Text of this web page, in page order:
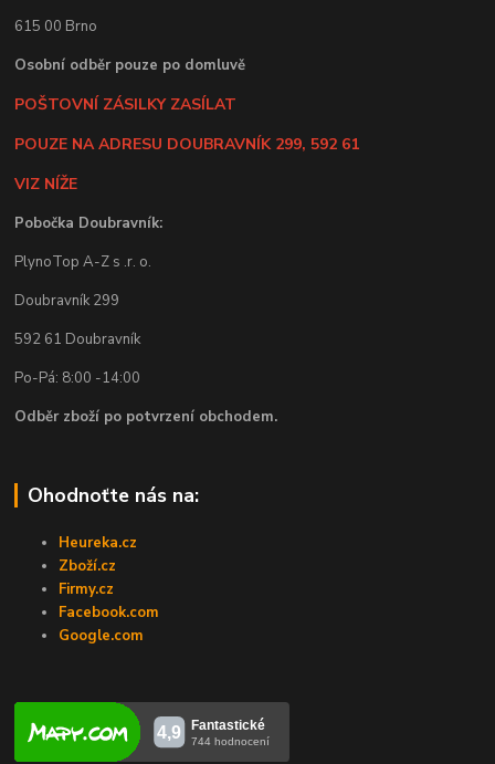
615 00 Brno
Osobní odběr pouze po domluvě
POŠTOVNÍ ZÁSILKY ZASÍLAT
POUZE NA ADRESU DOUBRAVNÍK 299, 592 61
VIZ NÍŽE
Pobočka Doubravník:
PlynoTop A-Z s .r. o.
Doubravník 299
592 61 Doubravník
Po-Pá: 8:00 -14:00
Odběr zboží po potvrzení obchodem.
Ohodnoťte nás na:
Heureka.cz
Zboží.cz
Firmy.cz
Facebook.com
Google.com